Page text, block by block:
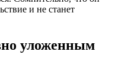
и не станет
уложенным